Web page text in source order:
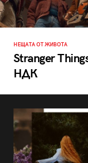
НЕЩАТА ОТ ЖИВОТА
Stranger
НДК